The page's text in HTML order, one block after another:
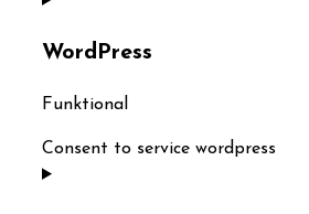
WordPress
Funktional
Consent to service wordpress